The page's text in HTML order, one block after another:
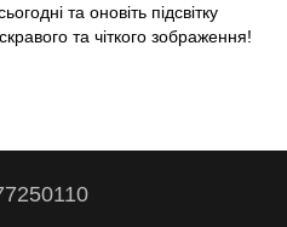
та оновіть підсвітку
та чіткого зображення!